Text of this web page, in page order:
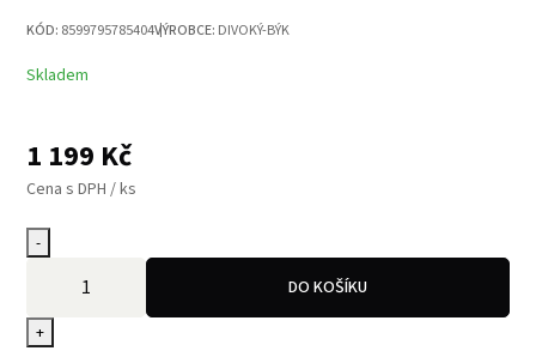
KÓD: 8599795785404VÝROBCE: DIVOKÝ-BÝK
Skladem
1 199 Kč
Cena s DPH / ks
-
+
DO KOŠÍKU